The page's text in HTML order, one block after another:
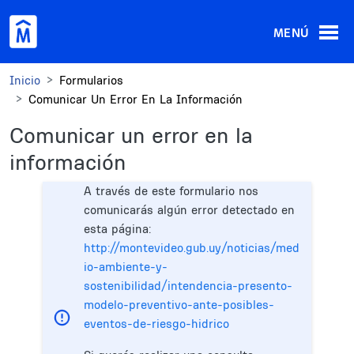
MENÚ
Inicio
Formularios
Comunicar Un Error En La Información
Comunicar un error en la
información
A través de este formulario nos
comunicarás algún error detectado en
esta página:
http://montevideo.gub.uy/noticias/med
io-ambiente-y-
sostenibilidad/intendencia-presento-
modelo-preventivo-ante-posibles-
eventos-de-riesgo-hidrico